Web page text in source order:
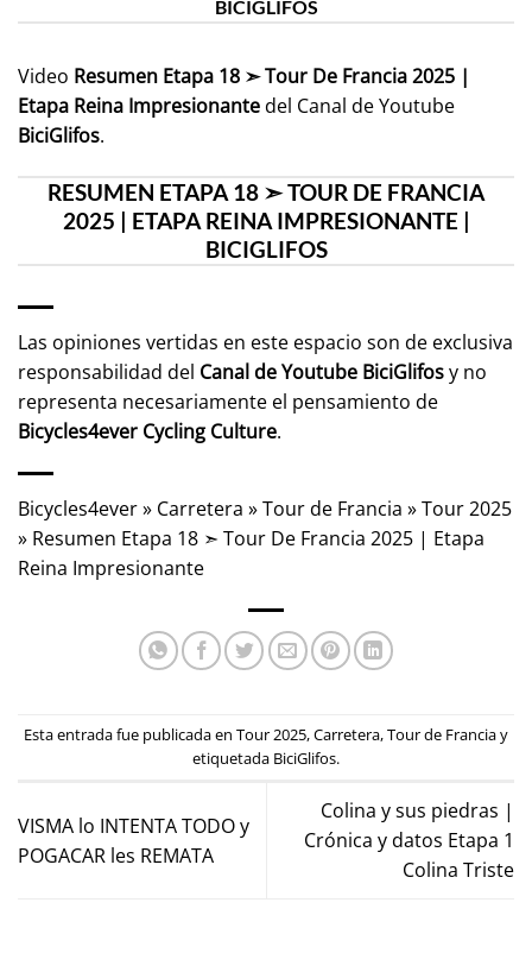
BICIGLIFOS
Video Resumen Etapa 18 ➣ Tour De Francia 2025 |
Etapa Reina Impresionantedel Canal de Youtube
BiciGlifos.
RESUMEN ETAPA 18 ➣ TOUR DE FRANCIA
2025 | ETAPA REINA IMPRESIONANTE |
BICIGLIFOS
Las opiniones vertidas en este espacio son de exclusiva
responsabilidad del Canal de Youtube BiciGlifosy no
representa necesariamente el pensamiento de
Bicycles4ever Cycling Culture.
Bicycles4ever» Carretera »Tour de Francia »Tour 2025
» Resumen Etapa 18 ➣ Tour De Francia 2025 | Etapa
Reina Impresionante
Esta entrada fue publicada en Tour 2025,Carretera,Tour de Franciay
etiquetada BiciGlifos.
VISMA lo INTENTA TODO y
POGACAR les REMATA
Colina y sus piedras |
Crónica y datos Etapa 1
Colina Triste